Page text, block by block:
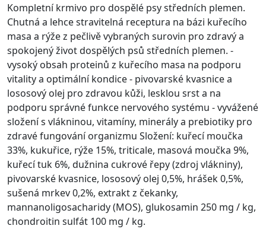
Kompletní krmivo pro dospělé psy středních plemen.
Chutná a lehce stravitelná receptura na bázi kuřecího
masa a rýže z pečlivě vybraných surovin pro zdravý a
spokojený život dospělých psů středních plemen. -
vysoký obsah proteinů z kuřecího masa na podporu
vitality a optimální kondice - pivovarské kvasnice a
lososový olej pro zdravou kůži, lesklou srst a na
podporu správné funkce nervového systému - vyvážené
složení s vlákninou, vitamíny, minerály a prebiotiky pro
zdravé fungování organizmu Složení: kuřecí moučka
33%, kukuřice, rýže 15%, triticale, masová moučka 9%,
kuřecí tuk 6%, dužnina cukrové řepy (zdroj vlákniny),
pivovarské kvasnice, lososový olej 0,5%, hrášek 0,5%,
sušená mrkev 0,2%, extrakt z čekanky,
mannanoligosacharidy (MOS), glukosamin 250 mg / kg,
chondroitin sulfát 100 mg / kg.